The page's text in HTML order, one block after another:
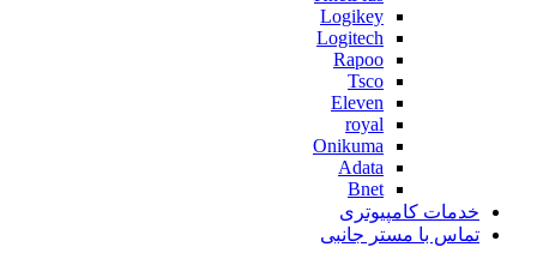
Logikey
Logitech
Rapoo
Tsco
Eleven
royal
Onikuma
Adata
Bnet
خدمات کامپیوتری
تماس با مستر جانبی